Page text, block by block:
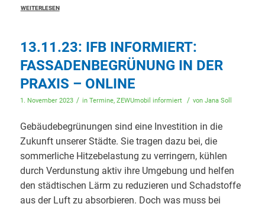
WEITERLESEN
13.11.23: IFB INFORMIERT:
FASSADENBEGRÜNUNG IN DER
PRAXIS – ONLINE
1. November 2023 / in Termine, ZEWUmobil informiert / von Jana Soll
Gebäudebegrünungen sind eine Investition in die
Zukunft unserer Städte. Sie tragen dazu bei, die
sommerliche Hitzebelastung zu verringern, kühlen
durch Verdunstung aktiv ihre Umgebung und helfen
den städtischen Lärm zu reduzieren und Schadstoffe
aus der Luft zu absorbieren. Doch was muss bei